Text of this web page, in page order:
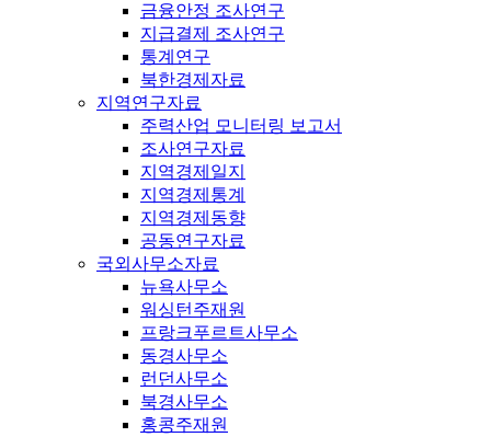
금융안정 조사연구
지급결제 조사연구
통계연구
북한경제자료
지역연구자료
주력산업 모니터링 보고서
조사연구자료
지역경제일지
지역경제통계
지역경제동향
공동연구자료
국외사무소자료
뉴욕사무소
워싱턴주재원
프랑크푸르트사무소
동경사무소
런던사무소
북경사무소
홍콩주재원